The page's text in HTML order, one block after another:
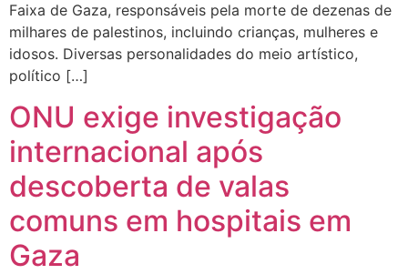
Faixa de Gaza, responsáveis pela morte de dezenas de
milhares de palestinos, incluindo crianças, mulheres e
idosos. Diversas personalidades do meio artístico,
político […]
ONU exige investigação
internacional após
descoberta de valas
comuns em hospitais em
Gaza